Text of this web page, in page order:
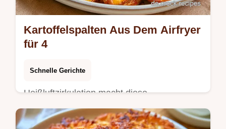
Kartoffelspalten Aus Dem Airfryer
für 4
Schnelle Gerichte
Heißluftzirkulation macht diese
Kartoffelspalten aus dem Airfryer außen
knusprig. Inklusive einer Übersicht zu Zeit